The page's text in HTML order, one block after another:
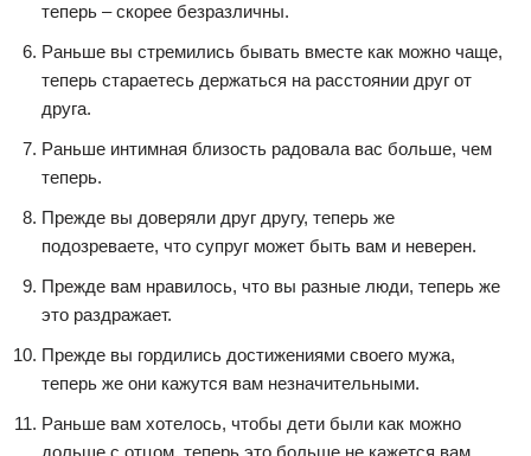
теперь – скорее безразличны.
Раньше вы стремились бывать вместе как можно чаще,
теперь стараетесь держаться на расстоянии друг от
друга.
Раньше интимная близость радовала вас больше, чем
теперь.
Прежде вы доверяли друг другу, теперь же
подозреваете, что супруг может быть вам и неверен.
Прежде вам нравилось, что вы разные люди, теперь же
это раздражает.
Прежде вы гордились достижениями своего мужа,
теперь же они кажутся вам незначительными.
Раньше вам хотелось, чтобы дети были как можно
дольше с отцом, теперь это больше не кажется вам